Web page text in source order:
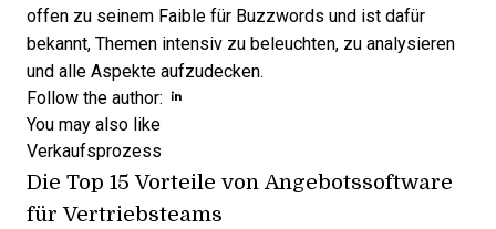
offen zu seinem Faible für Buzzwords und ist dafür
bekannt, Themen intensiv zu beleuchten, zu analysieren
und alle Aspekte aufzudecken.
Follow the author: Opens new window
You may also like
Verkaufsprozess
Die Top 15 Vorteile von Angebotssoftware
für Vertriebsteams